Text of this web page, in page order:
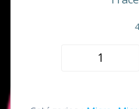
quantité